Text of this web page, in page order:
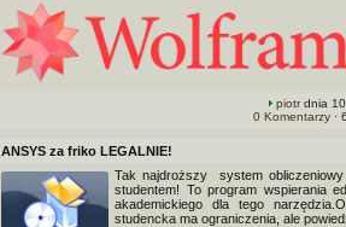
piotrdnia
0 Komentarzy·
ANSYS za friko LEGALNIE!
Tak najdroższy system
studentem! To program wspierania
akademickiego dla tego
studencka ma ograniczenia, ale